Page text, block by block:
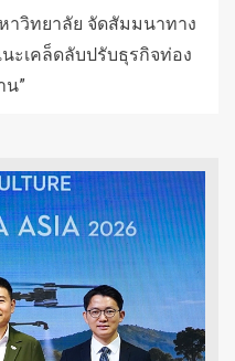
วิทยาลัย จัดสัมมนาทาง
ะเคล็ดลับปรับธุรกิจท่อง
น”